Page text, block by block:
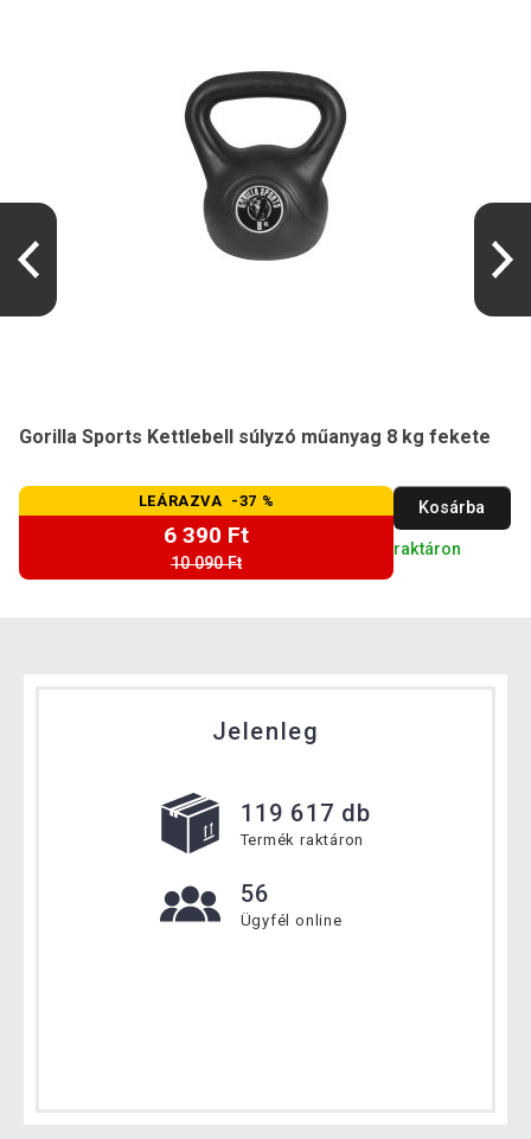
Gorilla Sports Kettlebell súlyzó műanyag 8 kg fekete
LEÁRAZVA -37 %
6 390 Ft
10 090 Ft
Kosárba
raktáron
Jelenleg
119 617 db
Termék raktáron
56
Ügyfél online